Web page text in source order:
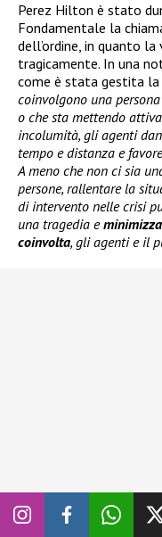
Perez Hilton è stato
Fondamentale la
dell’ordine, in quanto
tragicamente. In una
come è stata gestita la
coinvolgono una
o che sta mettendo
incolumità, gli agenti
tempo e distanza e
A meno che non ci sia
persone, rallentare la
di intervento nelle crisi
una tragedia e
coinvolta, gli agenti e il